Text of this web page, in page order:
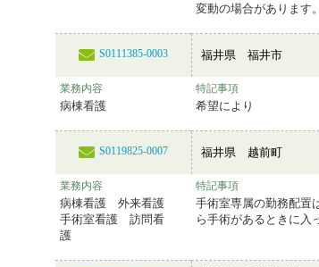
変動の場合がありま
S0111385-0003 福井県 福井市
業務内容
病棟看護
特記事項
希望により
S0119825-0007 福井県 越前町
業務内容
病棟看護 外来看護
手術室看護 訪問看
護
特記事項
手術室専属の勤務配置
ら手術があるときに入